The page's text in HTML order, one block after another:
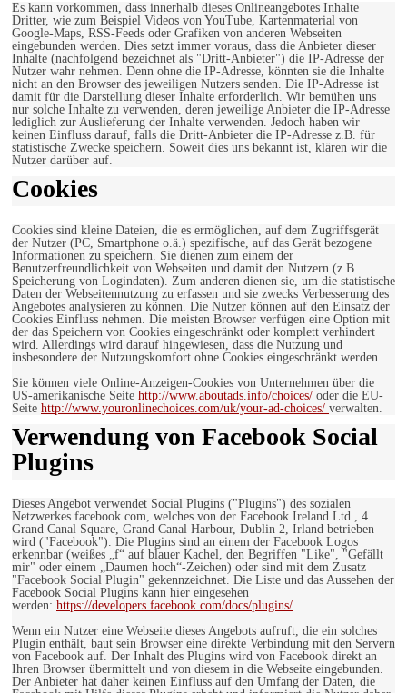
Es kann vorkommen, dass innerhalb dieses Onlineangebotes Inhalte
Dritter, wie zum Beispiel Videos von YouTube, Kartenmaterial von
Google-Maps, RSS-Feeds oder Grafiken von anderen Webseiten
eingebunden werden. Dies setzt immer voraus, dass die Anbieter dieser
Inhalte (nachfolgend bezeichnet als "Dritt-Anbieter") die IP-Adresse der
Nutzer wahr nehmen. Denn ohne die IP-Adresse, könnten sie die Inhalte
nicht an den Browser des jeweiligen Nutzers senden. Die IP-Adresse ist
damit für die Darstellung dieser Inhalte erforderlich. Wir bemühen uns
nur solche Inhalte zu verwenden, deren jeweilige Anbieter die IP-Adresse
lediglich zur Auslieferung der Inhalte verwenden. Jedoch haben wir
keinen Einfluss darauf, falls die Dritt-Anbieter die IP-Adresse z.B. für
statistische Zwecke speichern. Soweit dies uns bekannt ist, klären wir die
Nutzer darüber auf.
Cookies
Cookies sind kleine Dateien, die es ermöglichen, auf dem Zugriffsgerät
der Nutzer (PC, Smartphone o.ä.) spezifische, auf das Gerät bezogene
Informationen zu speichern. Sie dienen zum einem der
Benutzerfreundlichkeit von Webseiten und damit den Nutzern (z.B.
Speicherung von Logindaten). Zum anderen dienen sie, um die statistische
Daten der Webseitennutzung zu erfassen und sie zwecks Verbesserung des
Angebotes analysieren zu können. Die Nutzer können auf den Einsatz der
Cookies Einfluss nehmen. Die meisten Browser verfügen eine Option mit
der das Speichern von Cookies eingeschränkt oder komplett verhindert
wird. Allerdings wird darauf hingewiesen, dass die Nutzung und
insbesondere der Nutzungskomfort ohne Cookies eingeschränkt werden.
Sie können viele Online-Anzeigen-Cookies von Unternehmen über die
US-amerikanische Seite http://www.aboutads.info/choices/ oder die EU-
Seite http://www.youronlinechoices.com/uk/your-ad-choices/ verwalten.
Verwendung von Facebook Social
Plugins
Dieses Angebot verwendet Social Plugins ("Plugins") des sozialen
Netzwerkes facebook.com, welches von der Facebook Ireland Ltd., 4
Grand Canal Square, Grand Canal Harbour, Dublin 2, Irland betrieben
wird ("Facebook"). Die Plugins sind an einem der Facebook Logos
erkennbar (weißes „f“ auf blauer Kachel, den Begriffen "Like", "Gefällt
mir" oder einem „Daumen hoch“-Zeichen) oder sind mit dem Zusatz
"Facebook Social Plugin" gekennzeichnet. Die Liste und das Aussehen der
Facebook Social Plugins kann hier eingesehen
werden: https://developers.facebook.com/docs/plugins/.
Wenn ein Nutzer eine Webseite dieses Angebots aufruft, die ein solches
Plugin enthält, baut sein Browser eine direkte Verbindung mit den Servern
von Facebook auf. Der Inhalt des Plugins wird von Facebook direkt an
Ihren Browser übermittelt und von diesem in die Webseite eingebunden.
Der Anbieter hat daher keinen Einfluss auf den Umfang der Daten, die